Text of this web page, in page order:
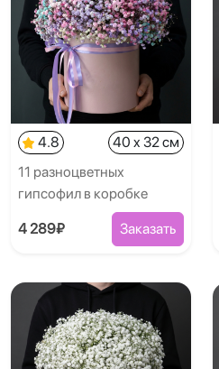
4.8
40 x 32 см
11 разноцветных
гипсофил в коробке
4 289₽ Заказать